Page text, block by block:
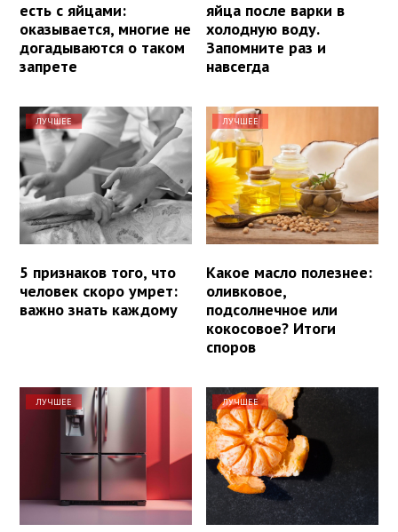
есть с яйцами:
оказывается, многие не
догадываются о таком
запрете
яйца после варки в
холодную воду.
Запомните раз и
навсегда
ЛУЧШЕЕ
5 признаков того, что
человек скоро умрет:
важно знать каждому
ЛУЧШЕЕ
Какое масло полезнее:
оливковое,
подсолнечное или
кокосовое? Итоги
споров
ЛУЧШЕЕ ЛУЧШЕЕ